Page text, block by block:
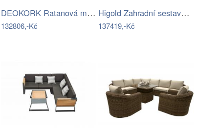
DEOKORK Ratanová modulová sestava…
132806,-Kč
Higold Zahradní sestava HIGOLD - New…
137419,-Kč